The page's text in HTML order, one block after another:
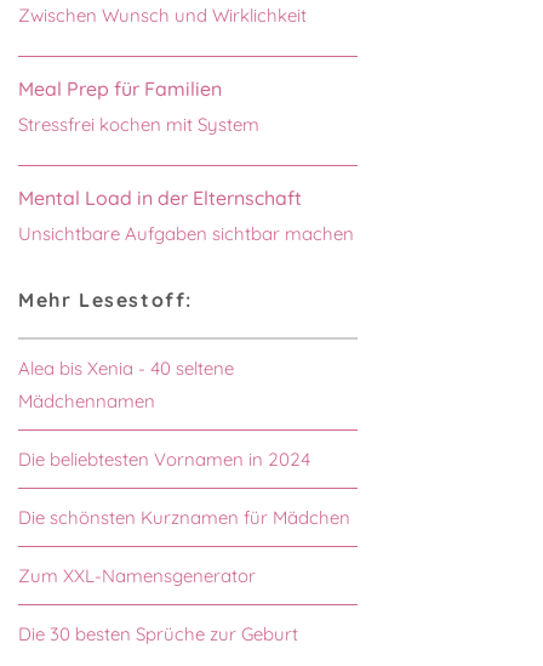
Zwischen Wunsch und Wirklichkeit
Meal Prep für Familien
Stressfrei kochen mit System
Mental Load in der Elternschaft
Unsichtbare Aufgaben sichtbar machen
Mehr Lesestoff:
Alea bis Xenia - 40 seltene
Mädchennamen
Die beliebtesten Vornamen in 2024
Die schönsten Kurznamen für Mädchen
Zum XXL-Namensgenerator
Die 30 besten Sprüche zur Geburt